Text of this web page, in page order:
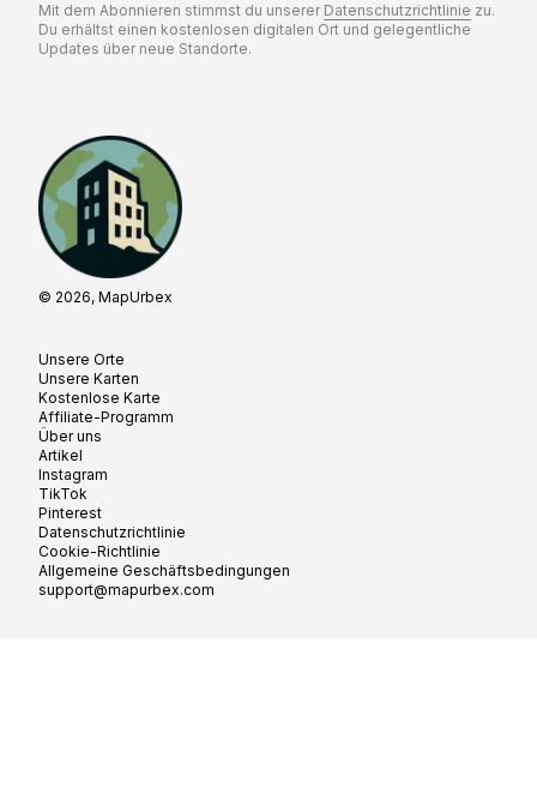
© 2026, MapUrbex
Unsere Orte
Unsere Karten
Kostenlose Karte
Affiliate-Programm
Über uns
Artikel
Instagram
TikTok
Pinterest
Datenschutzrichtlinie
Cookie-Richtlinie
Allgemeine Geschäftsbedingungen
support@mapurbex.com
Mit dem Abonnieren stimmst du unserer Datenschutzrichtlinie zu.
Du erhältst einen kostenlosen digitalen Ort und gelegentliche
Updates über neue Standorte.